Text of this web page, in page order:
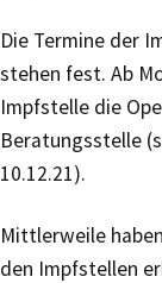
Die Termine der
stehen fest. Ab
Impfstelle die
Beratungsstelle
10.12.21).
Mittlerweile
den Impfstellen